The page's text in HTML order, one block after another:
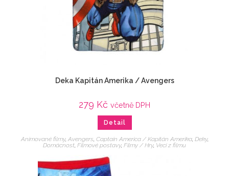
Deka Kapitán Amerika / Avengers
279 Kč včetně DPH
Detail
Animované filmy, Avengers, Captain America / Kapitán Amerika, Deky,
Domácnost, Filmové postavy, Filmy / Hry, Veci z filmu